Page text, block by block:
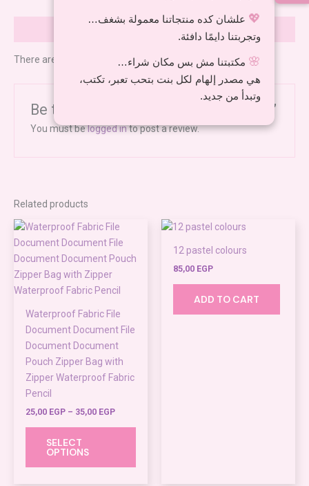
There are no reviews yet.
Be the first to review “Stitch markers”
You must belogged into post a review.
Related products
Waterproof Fabric File
Document Document File
Document Document
Pouch Zipper Bag with
Zipper Waterproof Fabric
Pencil
25,00 EGP – 35,00 EGP
Price
25,00 EGP
through
SELECT
OPTIONS
has
12 pastel colours
85,00 EGP
ADD TO CART
💖 علشان كده منتجاتنا معمولة بشغف…
وتجربتنا دايمًا دافئة.
🌸 مكتبتنا مش بس مكان شراء…
هي مصدر إلهام لكل بنت بتحب تعبر، تكتب،
وتبدأ من جديد.